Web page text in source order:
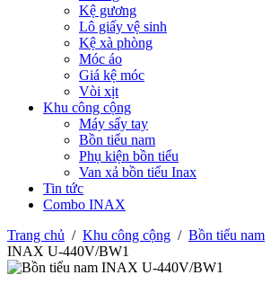
Kệ gương
Lô giấy vệ sinh
Kệ xà phòng
Móc áo
Giá kệ móc
Vòi xịt
Khu công cộng
Máy sấy tay
Bồn tiểu nam
Phụ kiện bồn tiểu
Van xả bồn tiểu Inax
Tin tức
Combo INAX
Trang chủ / Khu công cộng / Bồn tiểu nam
INAX U-440V/BW1